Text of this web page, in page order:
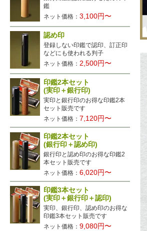
生レビュー公開中
鑑
ネット価格：3,100円〜
認め印
登録しない印鑑で認印、訂正印
などにも使われる判子
ネット価格：2,500円〜
印鑑2本セット
(実印＋銀行印)
実印と銀行印のお得な印鑑2本
セット販売です
ネット価格： 7,120円〜
印鑑2本セット
(銀行印＋認め印)
銀行印と認め印のお得な印鑑2
本セット販売です
ネット価格：6,020円〜
印鑑3本セット
(実印＋銀行印＋認印)
実印、銀行印、認め印のお得な
印鑑3本セット販売です
ネット価格：9,080円〜